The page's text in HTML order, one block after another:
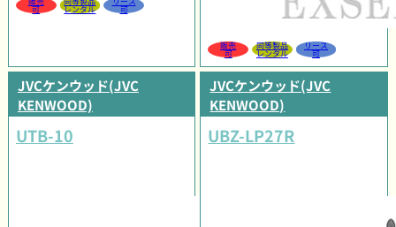
可 レンタル 可
販売
可
同等製品
レンタル
リース
可
JVCケンウッド(JVC
KENWOOD)
UTB-10
JVCケンウッド(JVC
KENWOOD)
UBZ-LP27R